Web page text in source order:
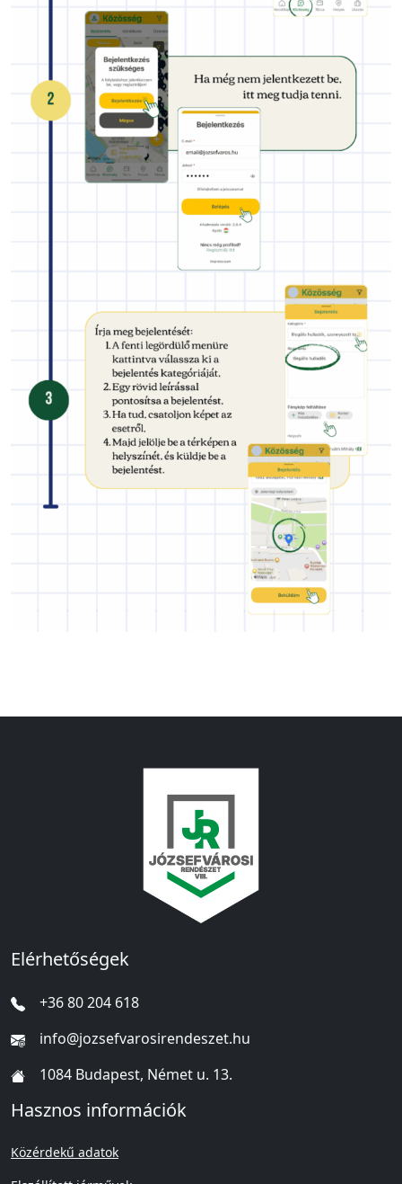
Elérhetőségek
+36 80 204 618
info@jozsefvarosirendeszet.hu
1084 Budapest, Német u. 13.
Hasznos információk
Közérdekű adatok